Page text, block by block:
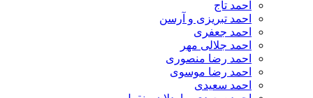
احمد تاج
احمد تبریزی و آرسن
احمد جعفری
احمد جلالی مهر
احمد رضا منصوری
احمد رضا موسوی
احمد سعیدی